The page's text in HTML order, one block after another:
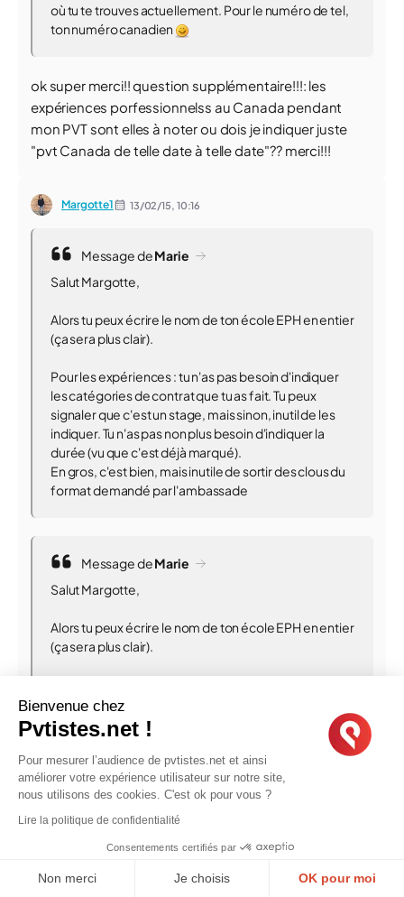
où tu te trouves actuellement. Pour le numéro de tel,
ton numéro canadien
ok super merci!! question supplémentaire!!!: les
expériences porfessionnelss au Canada pendant
mon PVT sont elles à noter ou dois je indiquer juste
"pvt Canada de telle date à telle date"?? merci!!!
Margotte1 13/02/15, 10:16
Message deMarie
Salut Margotte,
Alors tu peux écrire le nom de ton école EPH en entier
(ça sera plus clair).
Pour les expériences : tu n'as pas besoin d'indiquer
les catégories de contrat que tu as fait. Tu peux
signaler que c'est un stage, mais sinon, inutil de les
indiquer. Tu n'as pas non plus besoin d'indiquer la
durée (vu que c'est déjà marqué).
En gros, c'est bien, mais inutile de sortir des clous du
format demandé par l'ambassade
Message deMarie
Salut Margotte,
Alors tu peux écrire le nom de ton école EPH en entier
(ça sera plus clair).
les catégories de contrat que tu as fait. Tu peux
signaler que c'est un stage, mais sinon, inutil de les
indiquer. Tu n'as pas non plus besoin d'indiquer la
durée (vu que c'est déjà marqué).
En gros, c'est bien, mais inutile de sortir des clous du
format demandé par l'ambassade
Merci Marie pour ta réponse, je vais modifier ce qui
concerne les contrats, cependant EPH est le véritable
Bienvenue chez
Pvtistes.net !
Pour mesurer l’audience de pvtistes.net et ainsi
améliorer votre expérience utilisateur sur notre site,
nous utilisons des cookies. C'est ok pour vous ?
Lire la politique de confidentialité
Consentements certifiés par
Non merci Je choisis OK pour moi